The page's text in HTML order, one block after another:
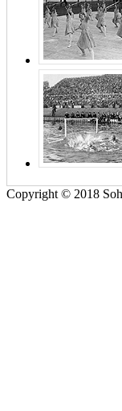
Copyright © 2018